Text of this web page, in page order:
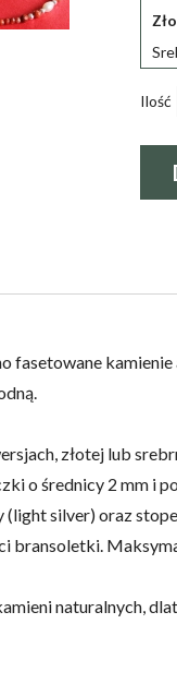
Ilość
fasetowane
złotej lub
o średnicy 2 mm i
silver) oraz
bransoletki.
naturalnych,